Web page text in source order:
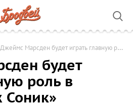
Джеймс Марсден будет играть главную роль в фильме «Ёж Соник»
будет
роль в